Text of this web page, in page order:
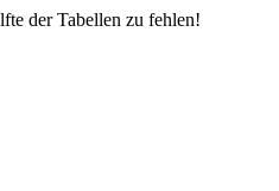
der Tabellen zu fehlen!